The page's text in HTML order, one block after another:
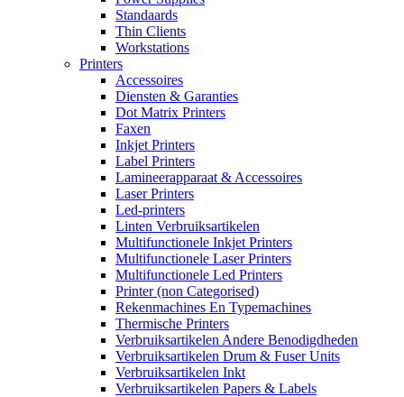
Standaards
Thin Clients
Workstations
Printers
Accessoires
Diensten & Garanties
Dot Matrix Printers
Faxen
Inkjet Printers
Label Printers
Lamineerapparaat & Accessoires
Laser Printers
Led-printers
Linten Verbruiksartikelen
Multifunctionele Inkjet Printers
Multifunctionele Laser Printers
Multifunctionele Led Printers
Printer (non Categorised)
Rekenmachines En Typemachines
Thermische Printers
Verbruiksartikelen Andere Benodigdheden
Verbruiksartikelen Drum & Fuser Units
Verbruiksartikelen Inkt
Verbruiksartikelen Papers & Labels